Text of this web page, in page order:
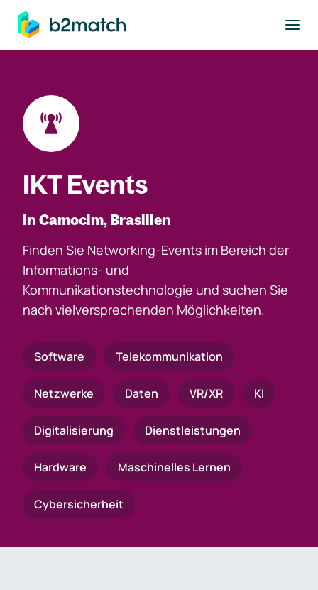
springen
IKT Events
In Camocim, Brasilien
Finden Sie Networking-Events im Bereich der
Informations- und
Kommunikationstechnologie und suchen Sie
nach vielversprechenden Möglichkeiten.
Software Telekommunikation
Netzwerke Daten VR/XR KI
Digitalisierung Dienstleistungen
Hardware Maschinelles Lernen
Cybersicherheit